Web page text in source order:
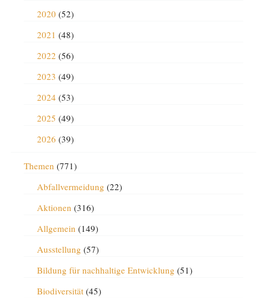
2020 (52)
2021 (48)
2022 (56)
2023 (49)
2024 (53)
2025 (49)
2026 (39)
Themen (771)
Abfallvermeidung (22)
Aktionen (316)
Allgemein (149)
Ausstellung (57)
Bildung für nachhaltige Entwicklung (51)
Biodiversität(45)